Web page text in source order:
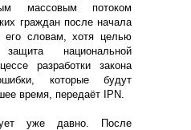
массовым потоком
граждан после начала
словам, хотя целью
национальной
разработки закона
которые будут
время, передаёт IPN.
уже давно. После